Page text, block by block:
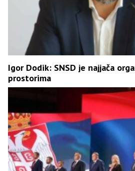
Igor Dodik: SNSD je najjača
prostorima